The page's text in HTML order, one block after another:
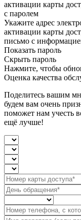
активации карты
с паролем
Укажите адрес
активации карты
письмо с
Показать пароль
Скрыть пароль
Нажмите, чтобы
Оценка качества
Поделитесь вашим
будем вам очень
поможет нам учесть
ещё лучше!